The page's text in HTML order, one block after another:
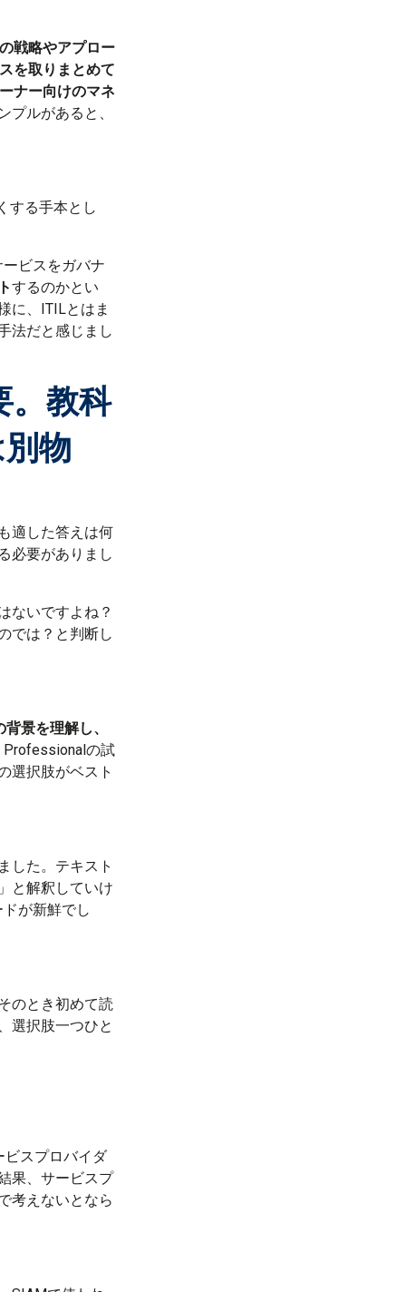
戦略やアプロー
を取りまとめて
ナー向けのマネ
プルがあると、
する手本とし
ビスをガバナ
するのかとい
に、ITILとはま
法だと感じまし
。教科
物
適した答えは何
必要がありまし
ないですよね？
では？と判断し
景を理解し、
Professionalの試
選択肢がベスト
した。テキスト
と解釈していけ
が新鮮でし
のとき初めて読
選択肢一つひと
ビスプロバイダ
果、サービスプ
考えないとなら